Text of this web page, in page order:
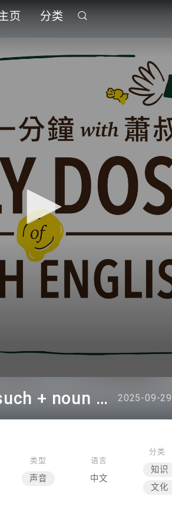
页 分类
EP 1580 - 萧叔叔的英文文法课：such + noun + that + clause 2025-09-29
类型
声音
语言
中文
分类
知识
文化